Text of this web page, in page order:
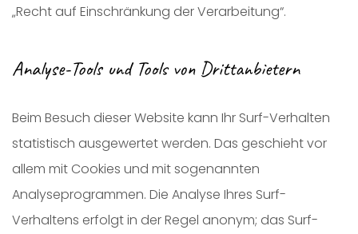
„Recht auf Einschränkung der Verarbeitung“.
Analyse-Tools und Tools von Drittanbietern
Beim Besuch dieser Website kann Ihr Surf-Verhalten
statistisch ausgewertet werden. Das geschieht vor
allem mit Cookies und mit sogenannten
Analyseprogrammen. Die Analyse Ihres Surf-
Verhaltens erfolgt in der Regel anonym; das Surf-